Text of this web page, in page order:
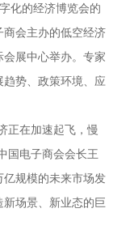
的经济博览会的
会主办的低空经济
展中心举办。专家
势、政策环境、应
在加速起飞，慢
国电子商会会长王
规模的未来市场发
场景、新业态的巨